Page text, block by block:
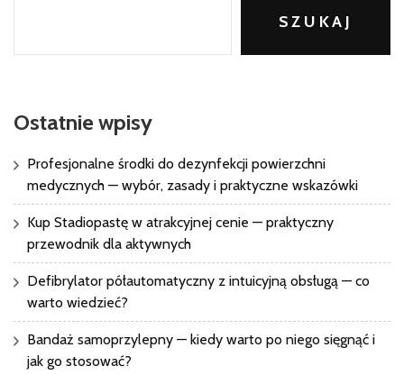
SZUKAJ
Ostatnie wpisy
Profesjonalne środki do dezynfekcji powierzchni
medycznych — wybór, zasady i praktyczne wskazówki
Kup Stadiopastę w atrakcyjnej cenie — praktyczny
przewodnik dla aktywnych
Defibrylator półautomatyczny z intuicyjną obsługą — co
warto wiedzieć?
Bandaż samoprzylepny — kiedy warto po niego sięgnąć i
jak go stosować?